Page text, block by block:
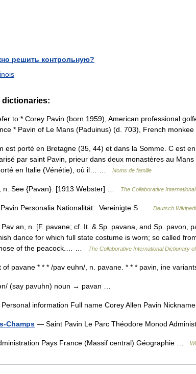
решить контрольную?
dictionaries:
to:* Corey Pavin (born 1959), American professional
* Pavin of Le Mans (Paduinus) (d. 703), French
est porté en Bretagne (35, 44) et dans la Somme. C est
par saint Pavin, prieur dans deux monastères au
en Italie (Vénétie), où il… …
Noms de famille
n. See {Pavan}. [1913 Webster] … The Collaborative
Personalia Nationalität: Vereinigte S … Deutsch
an, n. [F. pavane; cf. It. & Sp. pavana, and Sp. pavon,
dance for which full state costume is worn; so called
of the peacock.… …
The Collaborative International Dictionary
pavane * * * /pav euhn/, n. pavane. * * * pavin, ine
(say pavuhn) noun → pavan …
information Full name Corey Allen Pavin
Champs — Saint Pavin Le Parc Théodore Monod
Pays France (Massif central) Géographie …